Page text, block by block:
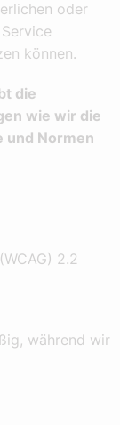
oder
können.
die
wie wir die
und Normen
2.2
während wir